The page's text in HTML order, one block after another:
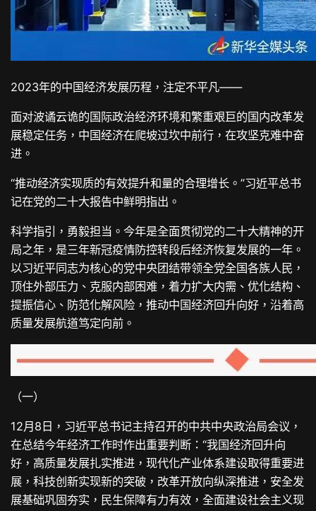
2023年的中国经济发展历程，注定不平凡——
面对波谲云诡的国际政治经济环境和繁重艰巨的国内改革发
展稳定任务，中国经济在爬坡过坎中前行，在攻坚克难中奋
进。
“推动经济实现质的有效提升和量的合理增长。”习近平总书
记在党的二十大报告中鲜明指出。
科学指引，勇毅担当。今年是全面贯彻党的二十大精神的开
局之年，是三年新冠疫情防控转段后经济恢复发展的一年。
以习近平同志为核心的党中央团结带领全党全国各族人民，
顶住外部压力、克服内部困难，着力扩大内需、优化结构、
提振信心、防范化解风险，推动中国经济回升向好，沿着高
质量发展航道笃定向前。
（一）
12月8日，习近平总书记主持召开的中共中央政治局会议，
在总结今年经济工作时作出重要判断：“我国经济回升向
好，高质量发展扎实推进，现代化产业体系建设取得重要进
展，科技创新实现新的突破，改革开放向纵深推进，安全发
展基础巩固夯实，民生保障有力有效，全面建设社会主义现